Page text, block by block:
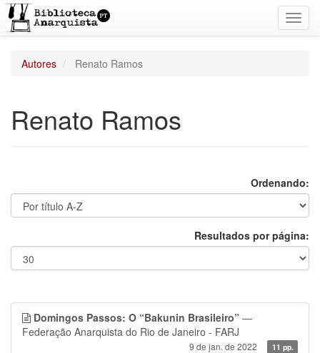
Autores Renato Ramos
Renato Ramos
Ordenando:
Resultados por página:
Domingos Passos: O “Bakunin Brasileiro” —
Federação Anarquista do Rio de Janeiro - FARJ
9 de jan. de 2022 11 pp.